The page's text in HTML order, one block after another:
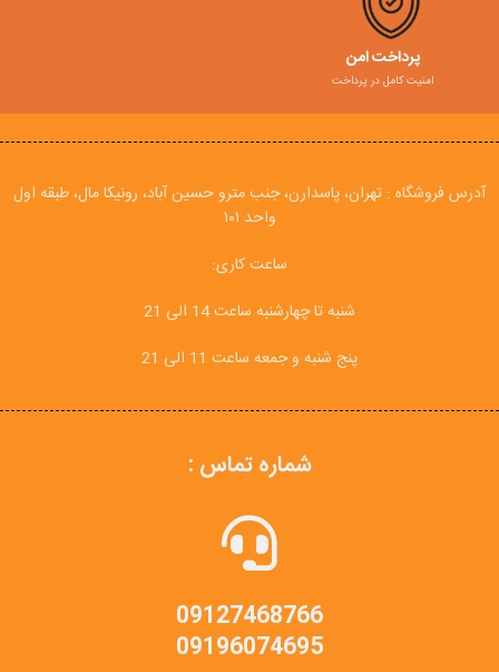
پرداخت امن
امنیت کامل در پرداخت
آدرس فروشگاه : تهران، پاسدارن، جنب مترو حسین آباد، رونیکا مال، طبقه اول
واحد ۱۰۱
ساعت کاری:
شنبه تا چهارشنبه ساعت 14 الی 21
پنج شنبه و جمعه ساعت 11 الی 21
شماره تماس :
09127468766
09196074695